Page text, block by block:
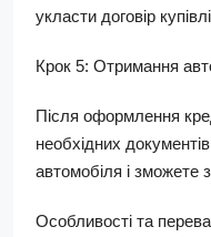
укласти договір
Крок 5: Отримання
Після оформлення
необхідних
автомобіля і зможете
Особливості та